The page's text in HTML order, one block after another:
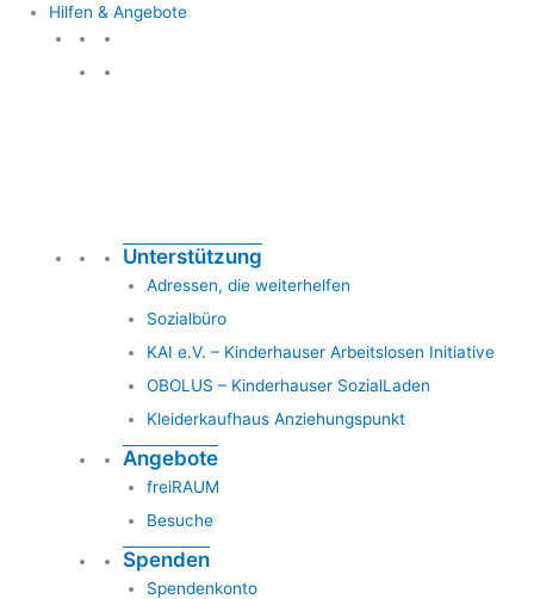
Hilfen & Angebote
Unterstützung
Adressen, die weiterhelfen
Sozialbüro
KAI e.V. – Kinderhauser Arbeitslosen Initiative
OBOLUS – Kinderhauser SozialLaden
Kleiderkaufhaus Anziehungspunkt
Angebote
freiRAUM
Besuche
Spenden
Spendenkonto